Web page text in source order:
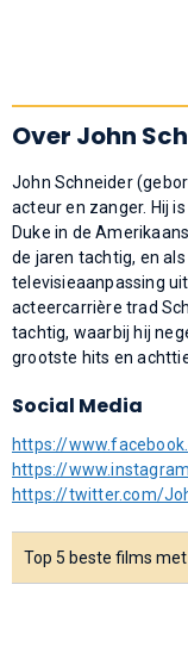
Over John
John Schneider
acteur en zanger. Hij
Duke in de
de jaren tachtig, en
televisieaanpassing
acteercarrière trad
tachtig, waarbij hij
grootste hits en
Social Media
https://
https://
https://twitter.com/
Top 5 beste films